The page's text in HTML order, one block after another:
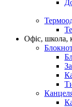
Офіс, школа,